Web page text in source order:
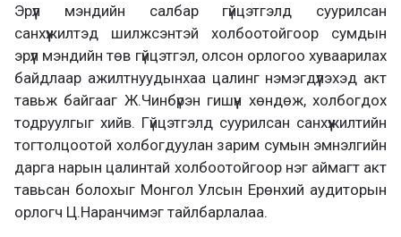
Эрүүл мэндийн салбар гүйцэтгэлд суурилсан
санхүүжилтэд шилжсэнтэй холбоотойгоор сумдын
эрүүл мэндийн төв гүйцэтгэл, олсон орлогоо хуваарилах
байдлаар ажилтнуудынхаа цалинг нэмэгдүүлэхэд акт
тавьж байгааг Ж.Чинбүрэн гишүүн хөндөж, холбогдох
тодруулгыг хийв. Гүйцэтгэлд суурилсан санхүүжилтийн
тогтолцоотой холбогдуулан зарим сумын эмнэлгийн
дарга нарын цалинтай холбоотойгоор нэг аймагт акт
тавьсан болохыг Монгол Улсын Ерөнхий аудиторын
орлогч Ц.Наранчимэг тайлбарлалаа.